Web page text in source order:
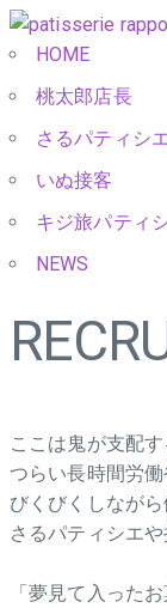
HOME
桃太郎店長
さるパティシ
いぬ接客
キジ旅パティ
NEWS
ここは鬼が支配す
つらい長時間労
びくびくしながら
さるパティシエ
「夢見て入った